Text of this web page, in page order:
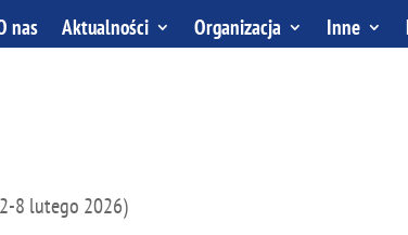
nas Aktualności Organizacja Inne
8 lutego 2026)